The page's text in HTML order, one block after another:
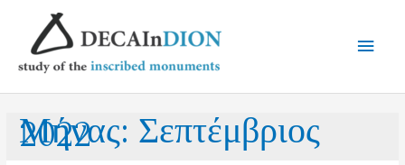
Μήνας: Σεπτέμβριος
2022